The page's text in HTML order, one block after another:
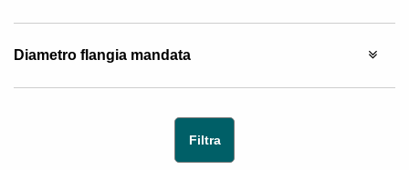
Diametro flangia mandata